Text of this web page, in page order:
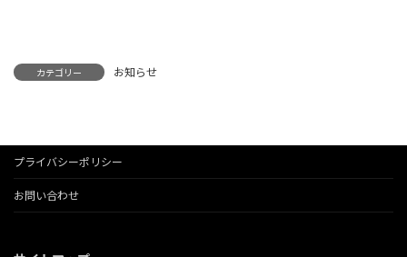
カテゴリー お知らせ
プライバシーポリシー
お問い合わせ